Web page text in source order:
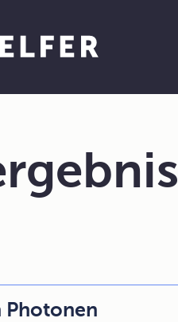
Photonen